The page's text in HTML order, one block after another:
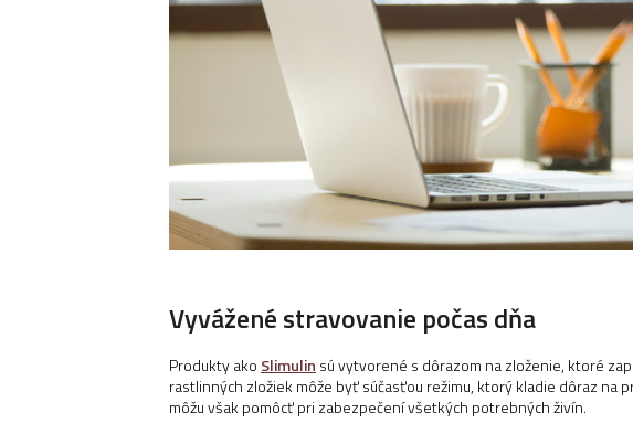
Vyvážené stravovanie počas dňa
Produkty ako Slimulin sú vytvorené s dôrazom na zloženie, ktoré
rastlinných zložiek môže byť súčasťou režimu, ktorý kladie dôraz na
môžu však pomôcť pri zabezpečení všetkých potrebných živín.